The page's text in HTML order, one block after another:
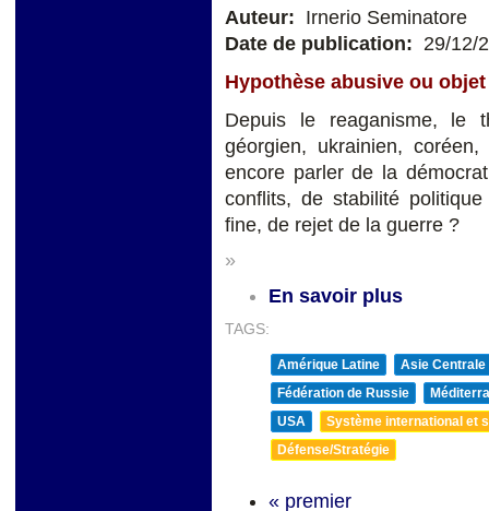
Auteur: Irnerio Seminatore
Date de publication: 29/12/
Hypothèse abusive ou
Depuis le reaganisme, le
géorgien, ukrainien,
encore parler de la
conflits, de stabilité
fine, de rejet de la guerre ?
»
En savoir plus
TAGS:
Amérique Latine
Asie Centrale
Fédération de Russie
USA
Système international et
Défense/Stratégie
« premier